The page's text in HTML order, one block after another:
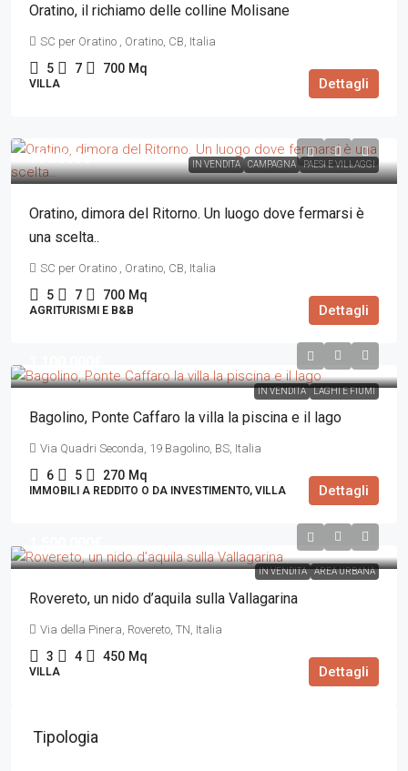
Oratino, il richiamo delle colline Molisane
SC per Oratino , Oratino, CB, Italia
5 7 700 Mq
VILLA Dettagli
IN VENDITA CAMPAGNA PAESI E VILLAGGI
990.000€
Oratino, dimora del Ritorno. Un luogo dove fermarsi è
una scelta..
SC per Oratino , Oratino, CB, Italia
5 7 700 Mq
AGRITURISMI E B&B Dettagli
IN VENDITA LAGHI E FIUMI
Bagolino, Ponte Caffaro la villa la piscina e il lago
Via Quadri Seconda, 19 Bagolino, BS, Italia
6 5 270 Mq
IMMOBILI A REDDITO O DA INVESTIMENTO, VILLA Dettagli
IN VENDITA AREA URBANA
Rovereto, un nido d’aquila sulla Vallagarina
Via della Pinera, Rovereto, TN, Italia
3 4 450 Mq
VILLA Dettagli
Tipologia